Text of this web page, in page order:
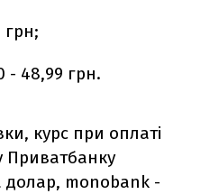
грн;
- 48,99 грн.
курс при оплаті
Приватбанку
долар, monobank -